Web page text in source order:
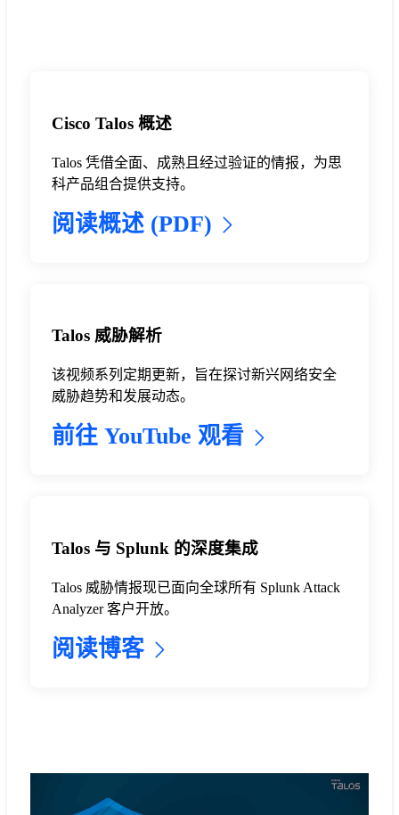
Cisco Talos 概述
Talos 凭借全面、成熟且经过验证的情报，为思
科产品组合提供支持。
阅读概述 (PDF)
Talos 威胁解析
该视频系列定期更新，旨在探讨新兴网络安全
威胁趋势和发展动态。
前往 YouTube 观看
Talos 与 Splunk 的深度集成
Talos 威胁情报现已面向全球所有 Splunk Attack
Analyzer 客户开放。
阅读博客